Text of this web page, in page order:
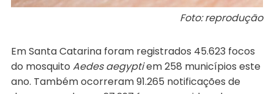
Foto: reprodução
Em Santa Catarina foram registrados 45.623 focos
do mosquito Aedes aegyptiem 258 municípios este
ano. Também ocorreram 91.265 notificações de